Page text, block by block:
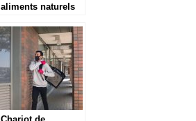
aliments naturels
habituelles